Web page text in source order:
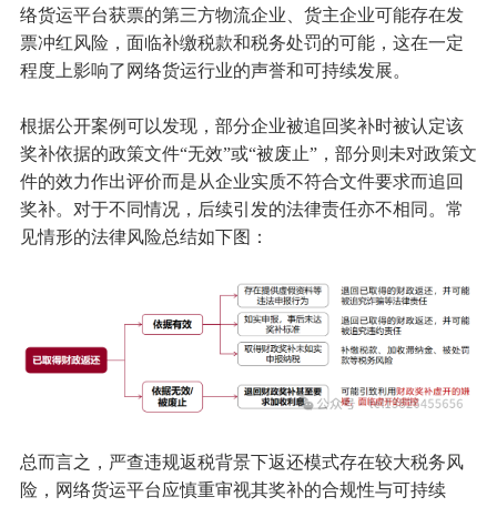
络货运平台获票的第三方物流企业、货主企业可能存在发
票冲红风险，面临补缴税款和税务处罚的可能，这在一定
程度上影响了网络货运行业的声誉和可持续发展。
根据公开案例可以发现，部分企业被追回奖补时被认定该
奖补依据的政策文件“无效”或“被废止”，部分则未对政策文
件的效力作出评价而是从企业实质不符合文件要求而追回
奖补。对于不同情况，后续引发的法律责任亦不相同。常
见情形的法律风险总结如下图：
总而言之，严查违规返税背景下返还模式存在较大税务风
险，网络货运平台应慎重审视其奖补的合规性与可持续